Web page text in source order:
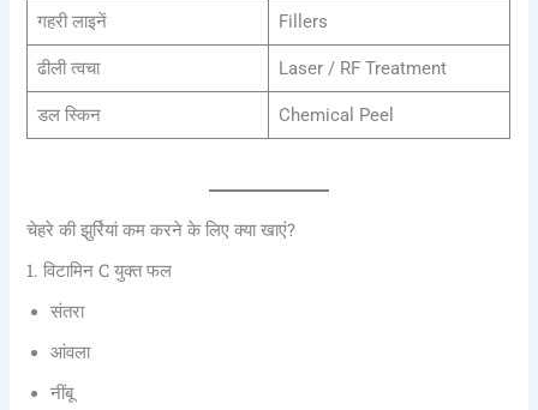
गहरी लाइनें Fillers
ढीली त्वचा Laser / RF Treatment
डल स्किन Chemical Peel
चेहरे की झुर्रियां कम करने के लिए क्या खाएं?
1. विटामिन C युक्त फल
संतरा
आंवला
नींबू